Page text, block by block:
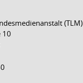
(TLM)
10